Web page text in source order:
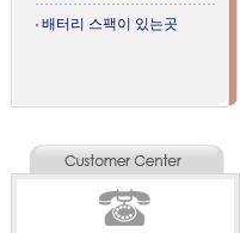
배터리 스팩이 있는곳